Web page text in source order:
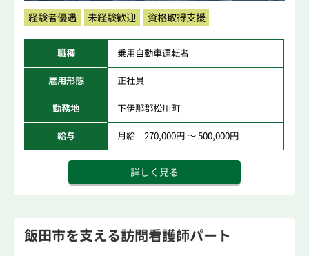
経験者優遇 未経験歓迎 資格取得支援
職種 乗用自動車運転者
雇用形態 正社員
勤務地 下伊那郡松川町
給与 月給 270,000円 ～ 500,000円
詳しく見る
飯田市を支える訪問看護師パート